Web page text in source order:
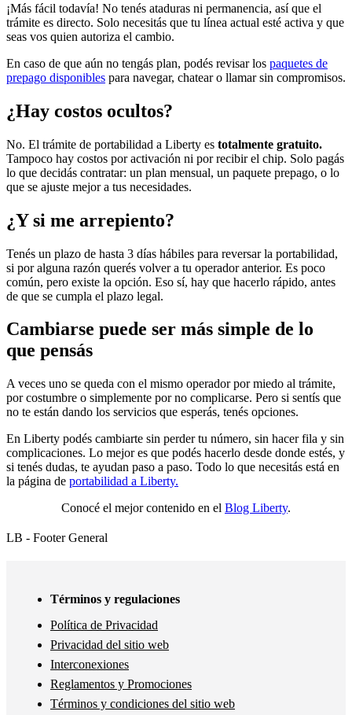
¡Más fácil todavía! No tenés ataduras ni permanencia, así que el
trámite es directo. Solo necesitás que tu línea actual esté activa y que
seas vos quien autoriza el cambio.
En caso de que aún no tengás plan, podés revisar los paquetes de
prepago disponibles para navegar, chatear o llamar sin compromisos.
¿Hay costos ocultos?
No. El trámite de portabilidad a Liberty es totalmente gratuito.
Tampoco hay costos por activación ni por recibir el chip. Solo pagás
lo que decidás contratar: un plan mensual, un paquete prepago, o lo
que se ajuste mejor a tus necesidades.
¿Y si me arrepiento?
Tenés un plazo de hasta 3 días hábiles para reversar la portabilidad,
si por alguna razón querés volver a tu operador anterior. Es poco
común, pero existe la opción. Eso sí, hay que hacerlo rápido, antes
de que se cumpla el plazo legal.
Cambiarse puede ser más simple de lo
que pensás
A veces uno se queda con el mismo operador por miedo al trámite,
por costumbre o simplemente por no complicarse. Pero si sentís que
no te están dando los servicios que esperás, tenés opciones.
En Liberty podés cambiarte sin perder tu número, sin hacer fila y sin
complicaciones. Lo mejor es que podés hacerlo desde donde estés, y
si tenés dudas, te ayudan paso a paso. Todo lo que necesitás está en
la página de portabilidad a Liberty.
Conocé el mejor contenido en el Blog Liberty.
LB - Footer General
Términos y regulaciones
Política de Privacidad
Privacidad del sitio web
Interconexiones
Reglamentos y Promociones
Términos y condiciones del sitio web